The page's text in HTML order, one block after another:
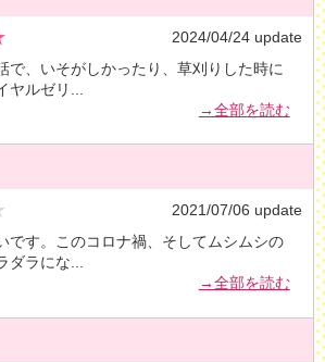
2024/04/24 update
で、いそがしかったり、草刈りした時に
ヤルゼリ
→全部を読む
2021/07/06 update
です。このコロナ禍、そしてムシムシの
ダラにな...
→全部を読む